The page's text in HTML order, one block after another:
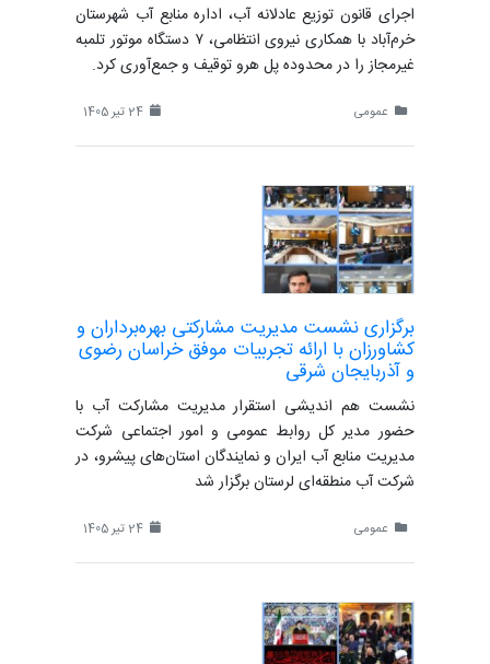
اجرای قانون توزیع عادلانه آب، اداره منابع آب شهرستان
خرم‌آباد با همکاری نیروی انتظامی، ۷ دستگاه موتور تلمبه
غیرمجاز را در محدوده پل هرو توقیف و جمع‌آوری کرد.
عمومی
برگزاری نشست مدیریت مشارکتی بهره‌برداران و
کشاورزان با ارائه تجربیات موفق خراسان رضوی
و آذربایجان شرقی
نشست هم اندیشی استقرار مدیریت مشارکت آب با
حضور مدیر کل روابط عمومی و امور اجتماعی شرکت
مدیریت منابع آب ایران و نمایندگان استان‌های پیشرو، در
شرکت آب منطقه‌ای لرستان برگزار شد
عمومی